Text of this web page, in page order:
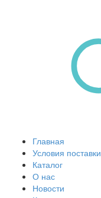
Главная
Условия поставки
Каталог
О нас
Новости